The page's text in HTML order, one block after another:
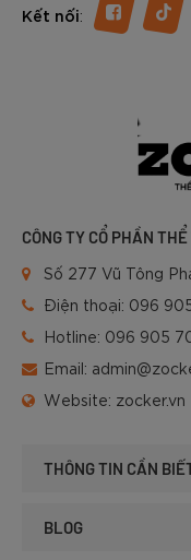
Kết nối:
CÔNG TY CỔ PHẦN
Số 277 Vũ Tông
Điện thoại: 096
Hotline: 096 905
Email:
Website: zocker.vn
THÔNG TIN CẦN
BLOG